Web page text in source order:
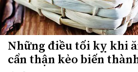
Những điều tối kỵ khi
cẩn thận kẻo biến